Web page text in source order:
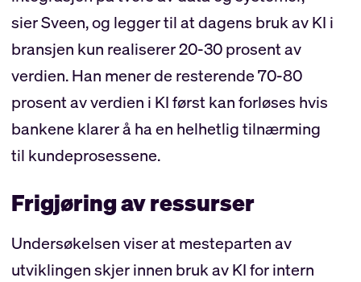
sier Sveen, og legger til at dagens bruk av KI i
bransjen kun realiserer 20-30 prosent av
verdien. Han mener de resterende 70-80
prosent av verdien i KI først kan forløses hvis
bankene klarer å ha en helhetlig tilnærming
til kundeprosessene.
Frigjøring av ressurser
Undersøkelsen viser at mesteparten av
utviklingen skjer innen bruk av KI for intern